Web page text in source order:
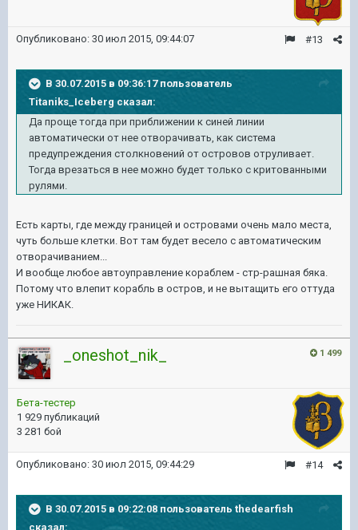
#13
Опубликовано: 30 июл 2015, 09:44:07
В 30.07.2015 в 09:36:17 пользователь
Titaniks_Iceberg сказал:
Да проще тогда при приближении к синей линии
автоматически от нее отворачивать, как система
предупреждения столкновений от островов отруливает.
Тогда врезаться в нее можно будет только с критованными
рулями.
Есть карты, где между границей и островами очень мало места,
чуть больше клетки. Вот там будет весело с автоматическим
отворачиванием...
И вообще любое автоуправление кораблем - стр-рашная бяка.
Потому что влепит корабль в остров, и не вытащить его оттуда
уже НИКАК.
1 499
_oneshot_nik_
Бета-тестер
1 929 публикаций
3 281 бой
#14
Опубликовано: 30 июл 2015, 09:44:29
В 30.07.2015 в 09:22:08 пользователь thedearfish
сказал: